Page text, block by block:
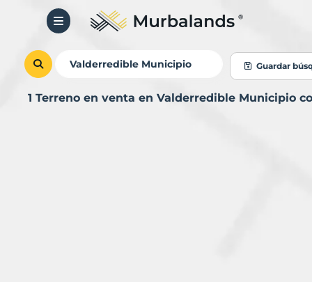
Guardar
1 Terreno en venta en Valderredible Municipio